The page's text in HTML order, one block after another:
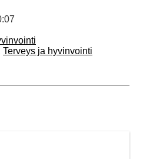
Terveys ja hyvinvointi